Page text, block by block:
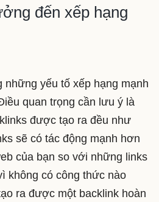
đến xếp hạng
những yếu tố xếp hạng mạnh
quan trọng cần lưu ý là
được tạo ra đều như
sẽ có tác động mạnh hơn
của bạn so với những links
không có công thức nào
ra được một backlink hoàn